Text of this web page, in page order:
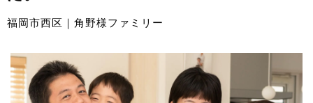
福岡市西区｜角野様ファミリー